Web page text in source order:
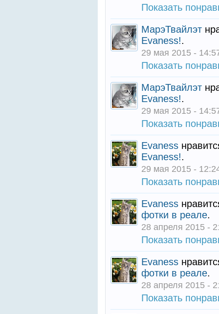
Показать
МарэТвайлэт
Evaness!.
29 мая 2015 -
Показать
МарэТвайлэт
Evaness!.
29 мая 2015 -
Показать
Evaness
Evaness!.
29 мая 2015 -
Показать
Evaness
фотки в реале.
28 апреля 2015 -
Показать
Evaness
фотки в реале.
28 апреля 2015 -
Показать